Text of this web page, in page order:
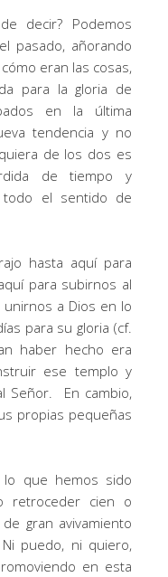
decir? Podemos
pasado, añorando
eran las cosas,
para la gloria de
en la última
tendencia y no
de los dos es
de tiempo y
el sentido de
hasta aquí para
para subirnos al
a Dios en lo
para su gloria (cf.
haber hecho era
ese templo y
Señor. En cambio,
propias pequeñas
lo que hemos sido
retroceder cien o
gran avivamiento
puedo, ni quiero,
en esta